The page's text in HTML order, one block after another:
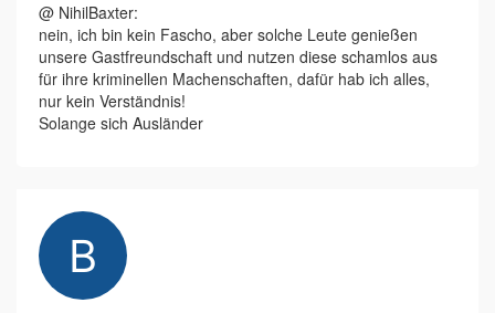
@ NihilBaxter:
nein, ich bin kein Fascho, aber solche Leute genießen
unsere Gastfreundschaft und nutzen diese schamlos aus
für ihre kriminellen Machenschaften, dafür hab ich alles,
nur kein Verständnis!
Solange sich Ausländer